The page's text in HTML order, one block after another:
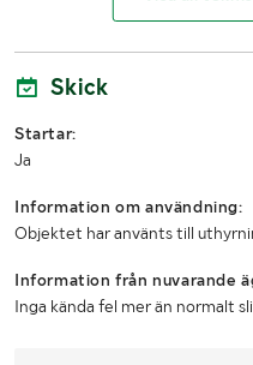
Skick
Startar:
Ja
Information om användning:
Objektet har använts till
Information från nuvarande
Inga kända fel mer än normalt